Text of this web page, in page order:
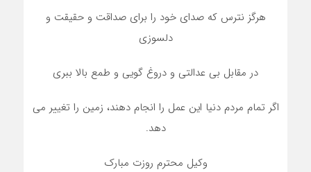
هرگز نترس که صدای خود را برای صداقت و حقیقت و
دلسوزی
در مقابل بی عدالتی و دروغ گویی و طمع بالا ببری
اگر تمام مردم دنیا این عمل را انجام دهند، زمین را تغییر می
دهد.
وکیل محترم روزت مبارک